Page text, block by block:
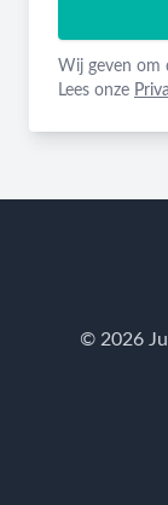
Wij geven om
Lees onze
© 2026